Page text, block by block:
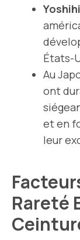
États-
Au
ont
et en
leur
Rareté